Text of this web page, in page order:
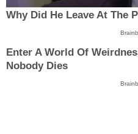
Why Did He Leave At The
Enter A World Of
Nobody Dies